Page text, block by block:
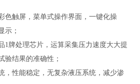
色触屏，菜单式操作界面，一键化操
示；
1牌处理芯片，运算采集压力速度大大提
验结果的准确性；
，性能稳定，无复杂液压系统，减少渗